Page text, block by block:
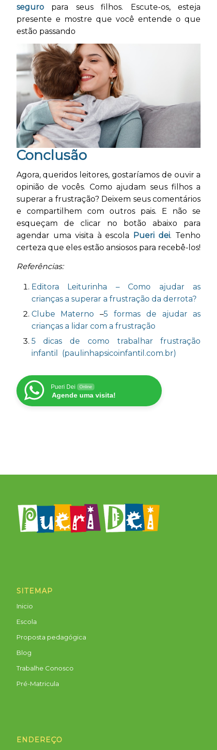
seguropara seus filhos. Escute-os, esteja
presente e mostre que você entende o que
estão passando
Conclusão
Agora, queridos leitores, gostaríamos de ouvir a
opinião de vocês. Como ajudam seus filhos a
superar a frustração? Deixem seus comentários
e compartilhem com outros pais. E não se
esqueçam de clicar no botão abaixo para
agendar uma visita à escola
Pueri dei. Tenho
certeza que eles estão ansiosos para recebê-los!
Referências:
Editora Leiturinha – Como ajudar as
crianças a superar a frustração da derrota?
Clube Materno –5 formas de ajudar as
crianças a lidar com a frustração
5 dicas de como trabalhar frustração
infantil (paulinhapsicoinfantil.com.br)
Pueri Dei Online
Agende uma visita!
SITEMAP
Inicio
Escola
Proposta pedagógica
Blog
Trabalhe Conosco
Pré-Matricula
ENDEREÇO